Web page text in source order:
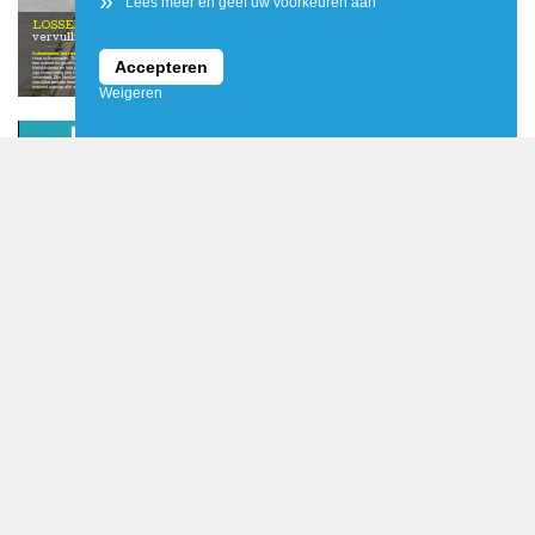
LOSSER
vervulling gegaan dankzij de Wensboom Losser.
Schoonvader verrast
Haar schoonvader, Theo Wildenborg, werd verrast met
een warme en gezellige ochtend samen met zijn kinderen,
kleinkinderen en hun partners. Sinds het overlijden van
zijn vrouw vorig jaar is het leven voor Theo ingrijpend
veranderd. Zijn familie ziet hoe hij zich moedig door deze
moeilijke periode heen slaat, maar gunde hem ook een
moment waarop alle aandacht even naar hem uitging.
Daarom diende Sabine een wens in bij de Wensboom
“Wat zijn we trots op hoe hij het doet”
“Na het overlijden van zijn vrouw vorig jaar is alles
anders. Maar wat zijn we trots op hoe hij het doet”, vertelt
Sabine. “We wilden hem graag laten weten hoeveel hij
Accepteren
Weigeren